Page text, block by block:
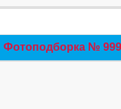
Фотоподборка №